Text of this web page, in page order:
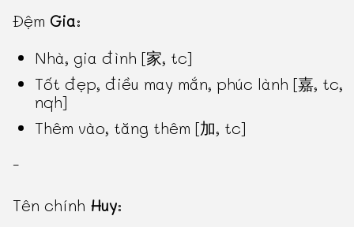
Đệm Gia:
Nhà, gia đình [家, tc]
Tốt đẹp, điều may mắn, phúc lành [嘉, tc,
nqh]
Thêm vào, tăng thêm [加, tc]
-
Tên chính Huy: